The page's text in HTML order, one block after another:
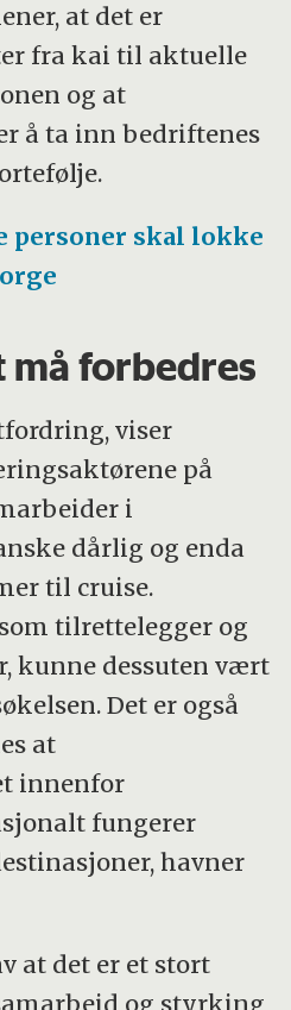
at det er
fra kai til aktuelle
og at
å ta inn bedriftenes
personer skal lokke
må forbedres
viser
på
i
dårlig og enda
til cruise.
tilrettelegger og
kunne dessuten vært
Det er også
at
innenfor
fungerer
havner
at det er et stort
og styrking